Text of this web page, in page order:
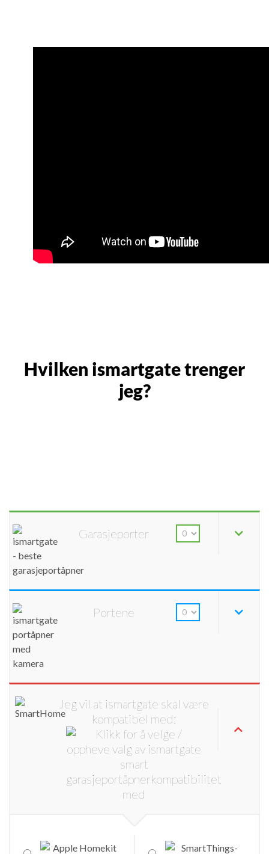
Hvilken ismartgate trenger
jeg?
Garasjeporter
Portene
Jeg vil at ismartgate skal være
kompatibel med: